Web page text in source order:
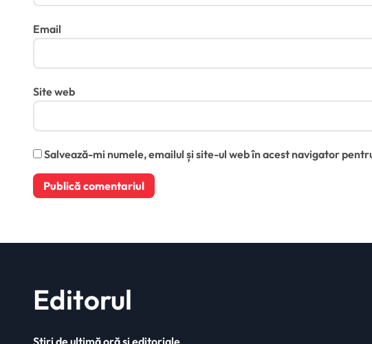
Email
Site web
Salvează-mi numele, emailul și site-ul web în acest navigator
Editorul